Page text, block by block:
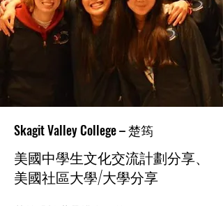
Skagit Valley College – 楚筠
美國中學生文化交流計劃分享、
美國社區大學/大學分享